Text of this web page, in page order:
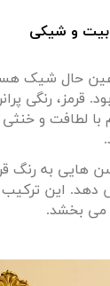
عین حال شیک
قرمز، رنگی
با لطافت و
.
به رنگ
این ترکیب
می بخشد.